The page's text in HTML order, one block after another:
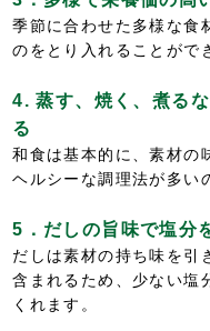
季節に合わせた多様な食
のをとり入れることがで
4. 蒸す、焼く、煮る
る
和食は基本的に、素材の
ヘルシーな調理法が多い
5．だしの旨味で塩分
だしは素材の持ち味を引
含まれるため、少ない塩
くれます。